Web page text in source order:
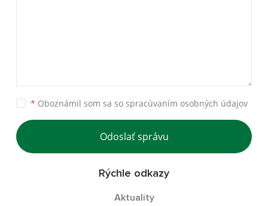
* Oboznámil som sa so spracúvaním osobných údajov
Odoslať správu
Rýchle odkazy
Aktuality